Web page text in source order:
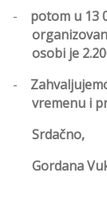
-
potom u 13
osobi je
-
vremenu i
Srdačno,
Gordana